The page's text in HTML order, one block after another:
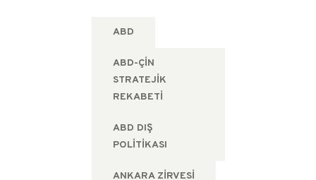
ABD
ABD-ÇIN
STRATEJIK
REKABETI
ABD DIŞ
POLITIKASI
ANKARA ZIRVESI